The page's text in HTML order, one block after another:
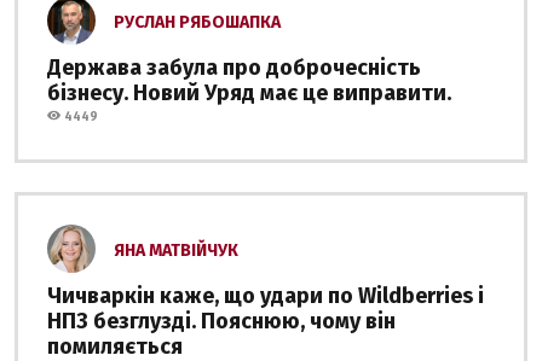
РУСЛАН РЯБОШАПКА
Держава забула про доброчесність
бізнесу. Новий Уряд має це виправити.
4449
ЯНА МАТВІЙЧУК
Чичваркін каже, що удари по Wildberries і
НПЗ безглузді. Пояснюю, чому він
помиляється